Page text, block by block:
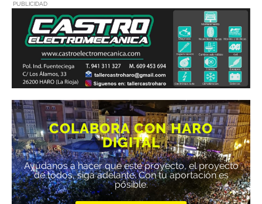
PUBLICIDAD
COLABORA CON HARO
DIGITAL
Ayúdanos a hacer que este proyecto, el proyecto
de todos, siga adelante. Con tu aportación es
posible.